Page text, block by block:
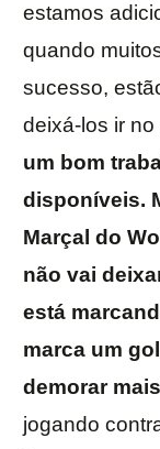
estamos
quando
sucesso,
deixá-los ir
um bom
disponíveis.
Marçal do
não vai
está
marca um
demorar mais
jogando